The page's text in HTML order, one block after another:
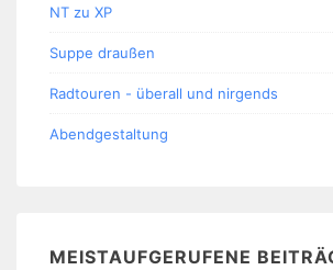
NT zu XP
Suppe draußen
Radtouren - überall und nirgends
Abendgestaltung
MEISTAUFGERUFENE